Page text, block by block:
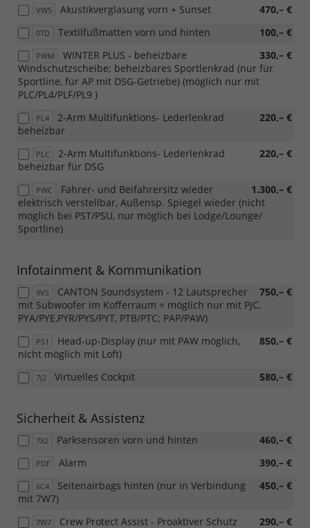
VW5 470,– €
Akustikverglasung vorn + Sunset
0TD 100,– €
Textilfußmatten vorn und hinten
PWM 330,– €
WINTER PLUS - beheizbare
Windschutzscheibe; beheizbares Sportlenkrad (nur für
Sportline, für AP mit DSG-Getriebe) (möglich nur mit
PLC/PL4/PLF/PL9 )
PL4 220,– €
2-Arm Multifunktions- Lederlenkrad
beheizbar
PLC 220,– €
2-Arm Multifunktions- Lederlenkrad
beheizbar für DSG
PWC 1.300,– €
Fahrer- und Beifahrersitz wieder
elektrisch verstellbar, Außensp. Spiegel wieder (nicht
möglich bei PST/PSU, nur möglich bei Lodge/Lounge/
Sportline)
Infotainment & Kommunikation
9VS 750,– €
CANTON Soundsystem - 12 Lautsprecher
mit Subwoofer im Kofferraum = möglich nur mit PJC,
PYA/PYE,PYR/PYS/PYT, PTB/PTC; PAP/PAW)
PS1 850,– €
Head-up-Display (nur mit PAW möglich,
nicht möglich mit Loft)
7J2 580,– €
Virtuelles Cockpit
Sicherheit & Assistenz
7X2 460,– €
Parksensoren vorn und hinten
PDF 390,– €
Alarm
6C4 450,– €
Seitenairbags hinten (nur in Verbindung
mit 7W7)
7W7 290,– €
Crew Protect Assist - Proaktiver Schutz